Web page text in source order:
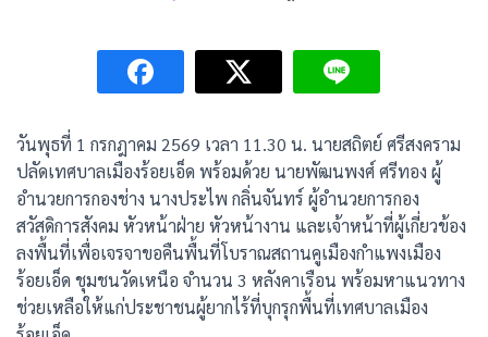
วันพุธที่ 1 กรกฎาคม 2569 เวลา 11.30 น. นายสถิตย์ ศรีสงคราม
ปลัดเทศบาลเมืองร้อยเอ็ด พร้อมด้วย นายพัฒนพงศ์ ศรีทอง ผู้
อำนวยการกองช่าง นางประไพ กลิ่นจันทร์ ผู้อำนวยการกอง
สวัสดิการสังคม หัวหน้าฝ่าย หัวหน้างาน และเจ้าหน้าที่ผู้เกี่ยวข้อง
ลงพื้นที่เพื่อเจรจาขอคืนพื้นที่โบราณสถานคูเมืองกำแพงเมือง
ร้อยเอ็ด ชุมชนวัดเหนือ จำนวน 3 หลังคาเรือน พร้อมหาแนวทาง
ช่วยเหลือให้แก่ประชาชนผู้ยากไร้ที่บุกรุกพื้นที่เทศบาลเมือง